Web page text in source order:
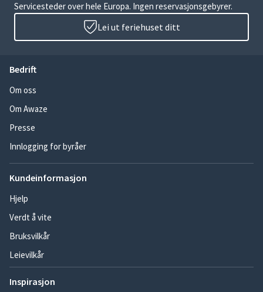
Servicesteder over hele Europa. Ingen reservasjonsgebyrer.
Lei ut feriehuset ditt
Bedrift
Om oss
Om Awaze
Presse
Innlogging for byråer
Kundeinformasjon
Hjelp
Verdt å vite
Bruksvilkår
Leievilkår
Inspirasjon